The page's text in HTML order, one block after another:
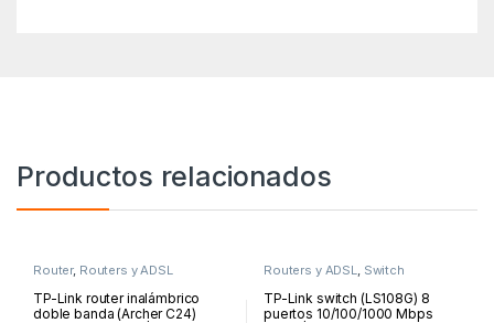
Productos relacionados
Router, Routers y ADSL
TP-Link router inalámbrico
doble banda (Archer C24)
Routers y ADSL, Switch
TP-Link switch (LS108G) 8
puertos 10/100/1000 Mbps